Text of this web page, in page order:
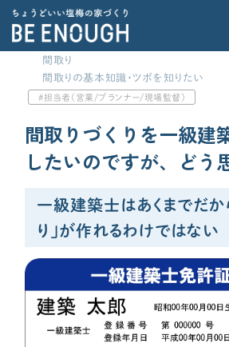
重要記事一覧を
CATEGORY
カテゴリから探す
家づくりの前に
間取り
間取りの基本知識・ツボを知りたい
担当者（営業/プランナー/現場監督）
間取りづくりを一級建
したいのですが、どう
一級建築士はあくまでだか
り」が作れるわけではない